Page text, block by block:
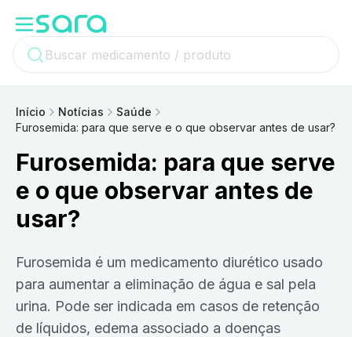
Início Notícias
Saúde
Furosemida: para que serve e o que observar antes de usar?
Furosemida: para que serve
e o que observar antes de
usar?
Furosemida é um medicamento diurético usado
para aumentar a eliminação de água e sal pela
urina. Pode ser indicada em casos de retenção
de líquidos, edema associado a doenças